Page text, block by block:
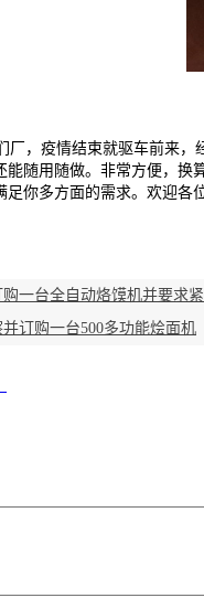
，疫情结束就驱车前来，
能随用随做。非常方便，换
你多方面的需求。欢迎各
一台全自动烙馍机并要求
订购一台500多功能烩面机